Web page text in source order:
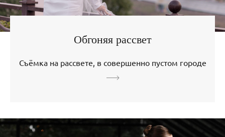
Обгоняя рассвет
Съёмка на рассвете, в совершенно пустом городе